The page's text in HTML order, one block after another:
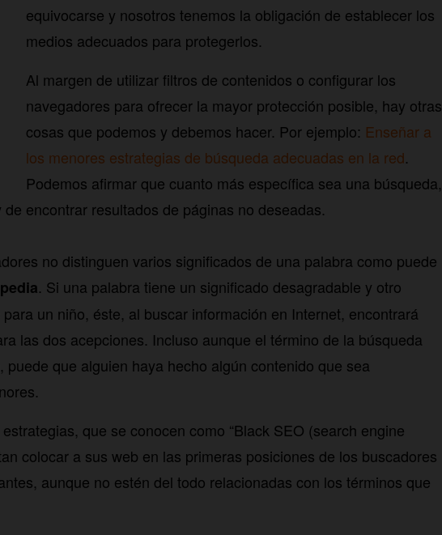
equivocarse y nosotros tenemos la obligación de establecer los
medios adecuados para protegerlos.
Al margen de utilizar filtros de contenidos o configurar los
navegadores para ofrecer la mayor protección posible, hay otras
cosas que podemos y debemos hacer. Por ejemplo: Enseñar a
los menores estrategias de búsqueda adecuadas en la red.
Podemos afirmar que cuanto más específica sea una búsqueda,
encontrar resultados de páginas no deseadas.
no distinguen varios significados de una palabra como puede
. Si una palabra tiene un significado desagradable y otro
un niño, éste, al buscar información en Internet, encontrará
las dos acepciones. Incluso aunque el término de la búsqueda
puede que alguien haya hecho algún contenido que sea
que se conocen como “Black SEO (search engine
colocar a sus web en las primeras posiciones de los buscadores
aunque no estén del todo relacionadas con los términos que